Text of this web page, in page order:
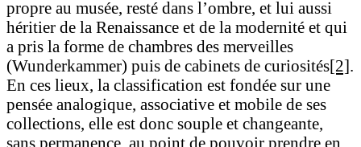
propre au musée, resté dans l’ombre, et lui aussi
héritier de la Renaissance et de la modernité et qui
a pris la forme de chambres des merveilles
(Wunderkammer) puis de cabinets de curiosités[2]
En ces lieux, la classification est fondée sur une
pensée analogique, associative et mobile de ses
collections, elle est donc souple et changeante,
sans permanence, au point de pouvoir prendre en